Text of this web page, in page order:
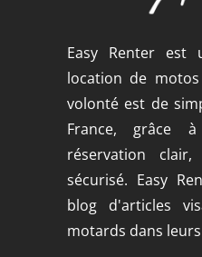
Easy Renter est
location de
volonté est de
France, grâce
réservation
sécurisé. Easy
blog d'articles
motards dans